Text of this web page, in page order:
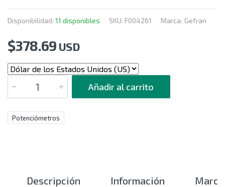
Disponibilidad: 11 disponibles SKU: F004261 Marca: Gefran
$378.69 USD
CANTIDAD
Añadir al carrito
Potenciómetros
Descripción
Información
Marca